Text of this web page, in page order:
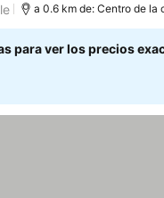
a 0.6 km de: Centro de la
para ver los precios